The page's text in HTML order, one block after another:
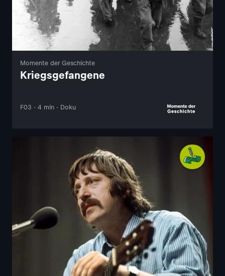
Momente der Geschichte
Kriegsgefangene
F03 · 4 min · Doku